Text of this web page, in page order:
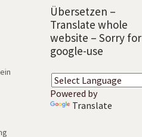
Übersetzen –
Translate whole
website – Sorry for
google-use
Powered by
Translate